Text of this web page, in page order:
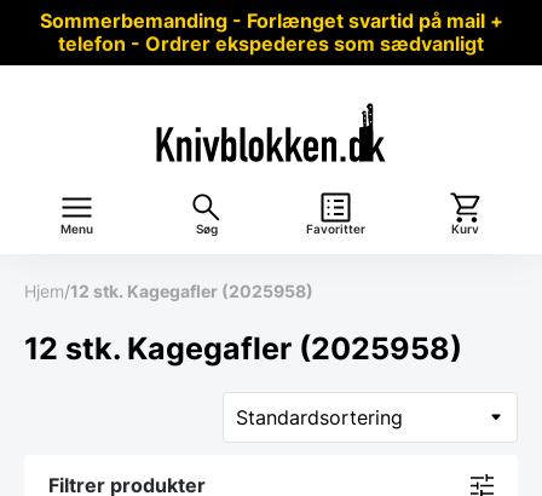
Sommerbemanding - Forlænget svartid på mail +
telefon - Ordrer ekspederes som sædvanligt
Menu Søg Favoritter Kurv
Hjem/12 stk. Kagegafler (2025958)
12 stk. Kagegafler (2025958)
Filtrer produkter